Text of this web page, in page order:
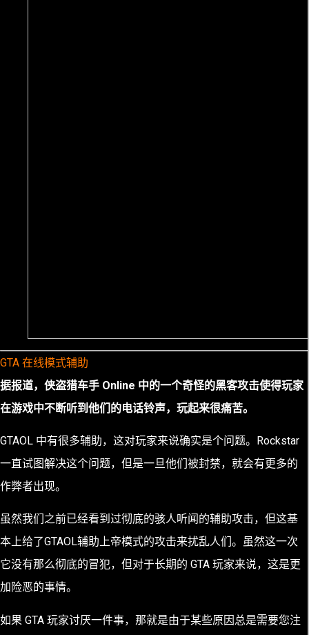
GTA 在线模式辅助
据报道，侠盗猎车手 Online 中的一个奇怪的黑客攻击使得玩家
在游戏中不断听到他们的电话铃声，玩起来很痛苦。
GTAOL 中有很多辅助，这对玩家来说确实是个问题。Rockstar
一直试图解决这个问题，但是一旦他们被封禁，就会有更多的
作弊者出现。
虽然我们之前已经看到过彻底的骇人听闻的辅助攻击，但这基
本上给了GTAOL辅助上帝模式的攻击来扰乱人们。虽然这一次
它没有那么彻底的冒犯，但对于长期的 GTA 玩家来说，这是更
加险恶的事情。
如果 GTA 玩家讨厌一件事，那就是由于某些原因总是需要您注